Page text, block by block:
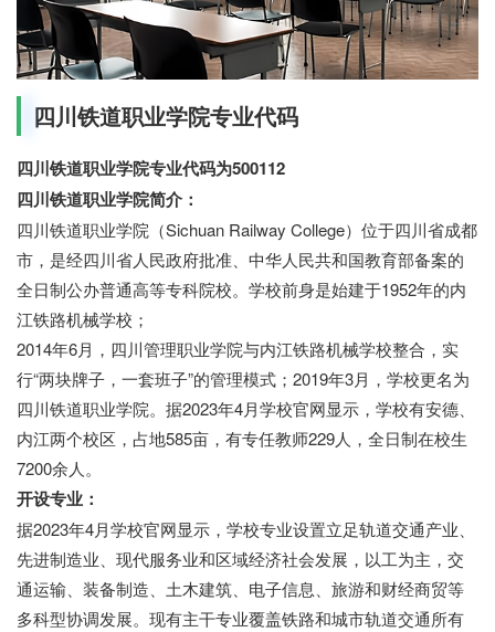
四川铁道职业学院专业代码
四川铁道职业学院专业代码为500112
四川铁道职业学院简介：
四川铁道职业学院（Sichuan Railway College）位于四川省成都
市，是经四川省人民政府批准、中华人民共和国教育部备案的
全日制公办普通高等专科院校。学校前身是始建于1952年的内
江铁路机械学校；
2014年6月，四川管理职业学院与内江铁路机械学校整合，实
行“两块牌子，一套班子”的管理模式；2019年3月，学校更名为
四川铁道职业学院。据2023年4月学校官网显示，学校有安德、
内江两个校区，占地585亩，有专任教师229人，全日制在校生
7200余人。
开设专业：
据2023年4月学校官网显示，学校专业设置立足轨道交通产业、
先进制造业、现代服务业和区域经济社会发展，以工为主，交
通运输、装备制造、土木建筑、电子信息、旅游和财经商贸等
多科型协调发展。现有主干专业覆盖铁路和城市轨道交通所有